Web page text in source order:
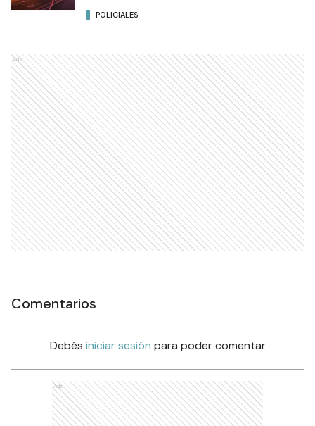
POLICIALES
Ads
Comentarios
Debés iniciar sesión para poder comentar
Ads